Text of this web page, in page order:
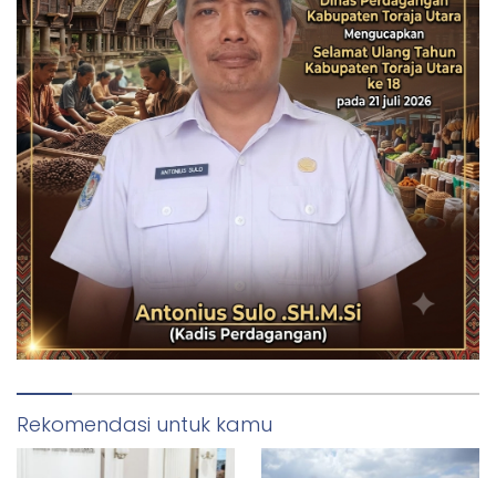
Rekomendasi untuk kamu